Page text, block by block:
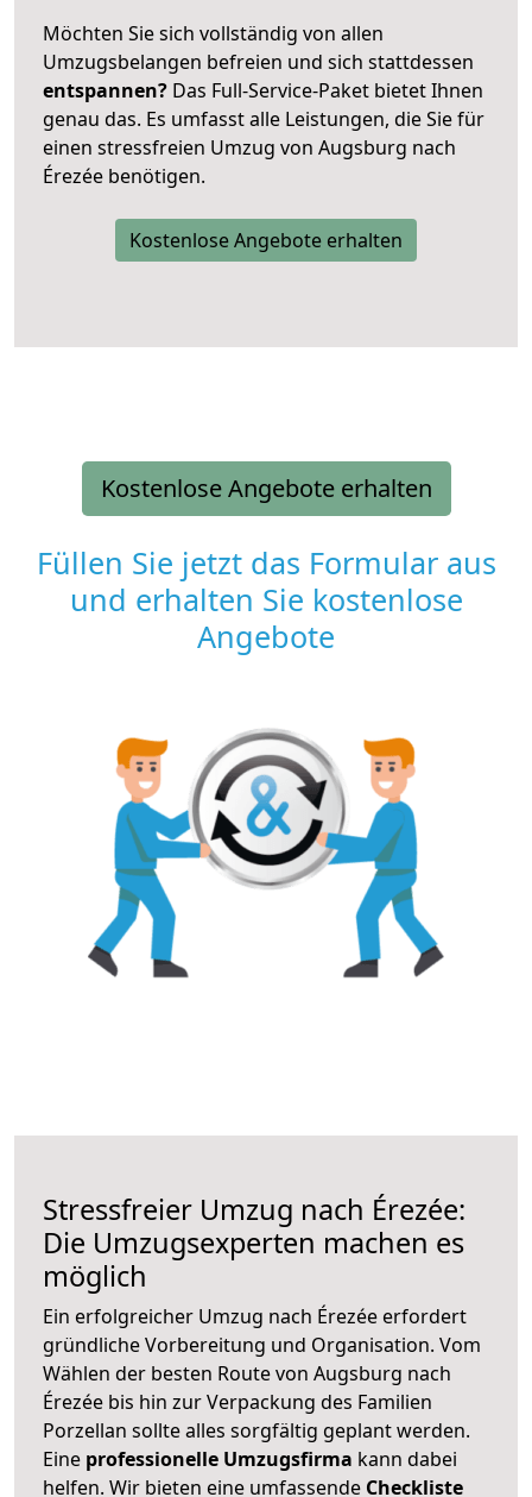
Möchten Sie sich vollständig von allen
Umzugsbelangen befreien und sich stattdessen
entspannen? Das Full-Service-Paket bietet Ihnen
genau das. Es umfasst alle Leistungen, die Sie für
einen stressfreien Umzug von Augsburg nach
Érezée benötigen.
Kostenlose Angebote erhalten
Kostenlose Angebote erhalten
Füllen Sie jetzt das Formular aus
und erhalten Sie kostenlose
Angebote
Stressfreier Umzug nach Érezée:
Die Umzugsexperten machen es
möglich
Ein erfolgreicher Umzug nach Érezée erfordert
gründliche Vorbereitung und Organisation. Vom
Wählen der besten Route von Augsburg nach
Érezée bis hin zur Verpackung des Familien
Porzellan sollte alles sorgfältig geplant werden.
Eine professionelle Umzugsfirma kann dabei
helfen. Wir bieten eine umfassende Checkliste